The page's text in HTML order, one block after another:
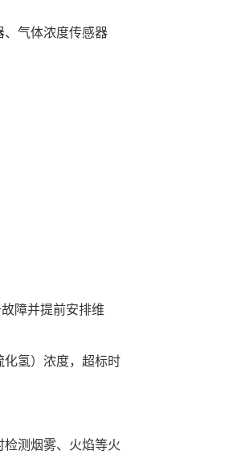
气体浓度传感器
障并提前安排维
氢）浓度，超标时
测烟雾、火焰等火